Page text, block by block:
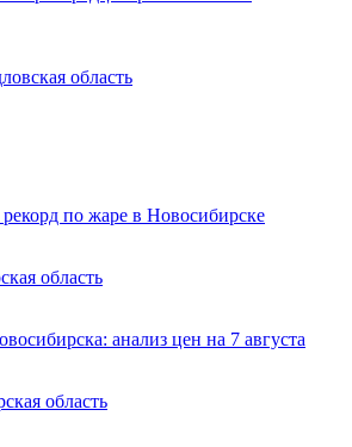
область
по жаре в Новосибирске
область
анализ цен на 7 августа
область